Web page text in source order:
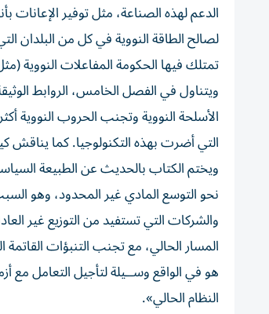
الدعم لهذه الصناعة، مثل توفير
لصالح الطاقة النووية في كل من البلدان
تمتلك فيها الحكومة المفاعلات النووية
ويتناول في الفصل الخامس، الروابط
الأسلحة النووية وتجنب الحروب النووية
التي أضرت بهذه التكنولوجيا. كما
ويختم الكتاب بالحديث عن الطبيعة
نحو التوسع المادي غير المحدود، وهو
والشركات التي تستفيد من التوزيع غير
المسار الحالي، مع تجنب التنبؤات
هو في الواقع وســيلة لتأجيل التعامل مع
النظام الحالي».